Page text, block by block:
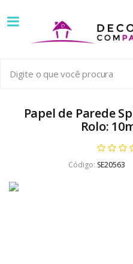
Decore
com
papel
pioneira
venda
Papel de Parede
Rolo:
Código: SE20563